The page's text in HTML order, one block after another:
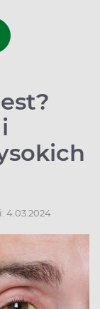
4.03.2024